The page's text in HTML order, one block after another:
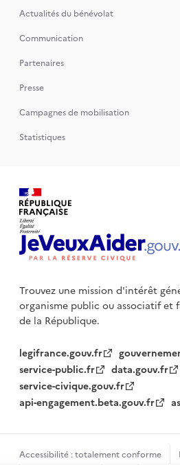
Actualités du bénévolat
Communication
Partenaires
Presse
Campagnes de mobilisation
Statistiques
Trouvez une mission d'intérêt
organisme publicou associatif et
de la République.
legifrance.gouv.fr
service-public.fr
data.gouv.fr
service-civique.gouv.fr
api-engagement.beta.gouv.fr
Accessibilité : totalement conforme